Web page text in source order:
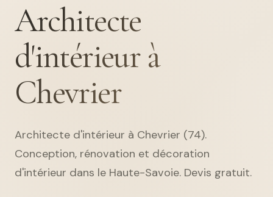
Architecte
d'intérieur à
Chevrier
Architecte d'intérieur à Chevrier (74).
Conception, rénovation et décoration
d'intérieur dans le Haute-Savoie. Devis gratuit.